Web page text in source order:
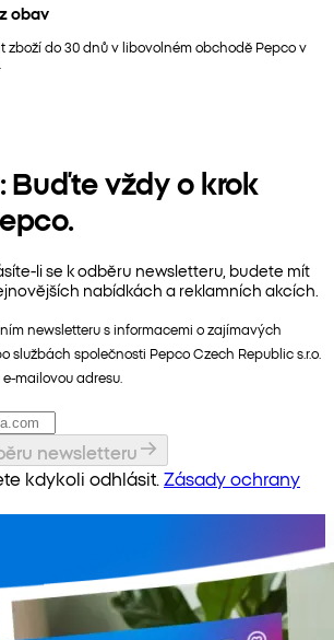
obav
zboží do 30 dnů v libovolném obchodě Pepco v
Buďte vždy o krok
li se k odběru newsletteru, budete mít
nabídkách a reklamních akcích.
newsletteru s informacemi o zajímavých
službách společnosti Pepco Czech Republic s.r.o.
mailovou adresu.
newsletteru
kdykoli odhlásit. Zásady ochrany